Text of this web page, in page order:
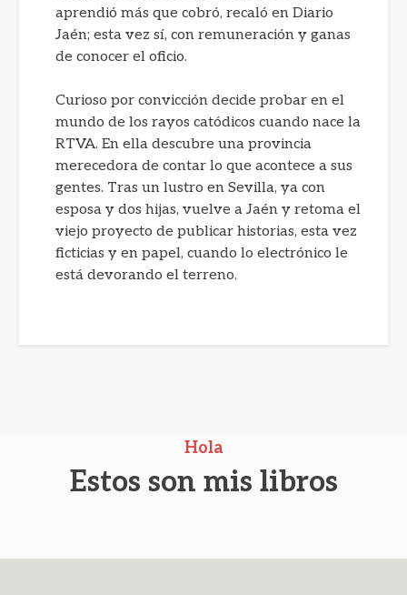
aprendió más que cobró, recaló en Diario
Jaén; esta vez sí, con remuneración y ganas
de conocer el oficio.
Curioso por convicción decide probar en el
mundo de los rayos catódicos cuando nace la
RTVA. En ella descubre una provincia
merecedora de contar lo que acontece a sus
gentes. Tras un lustro en Sevilla, ya con
esposa y dos hijas, vuelve a Jaén y retoma el
viejo proyecto de publicar historias, esta vez
ficticias y en papel, cuando lo electrónico le
está devorando el terreno.
Hola
Estos son mis libros